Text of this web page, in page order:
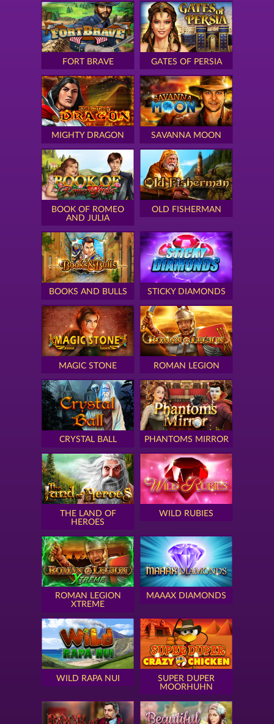
FORT BRAVE GATES OF PERSIA
MIGHTY DRAGON SAVANNA MOON
BOOK OF ROMEO
AND JULIA
OLD FISHERMAN
BOOKS AND BULLS STICKY DIAMONDS
MAGIC STONE ROMAN LEGION
CRYSTAL BALL PHANTOMS MIRROR
THE LAND OF
HEROES
WILD RUBIES
ROMAN LEGION
XTREME
MAAAX DIAMONDS
WILD RAPA NUI
SUPER DUPER
MOORHUHN